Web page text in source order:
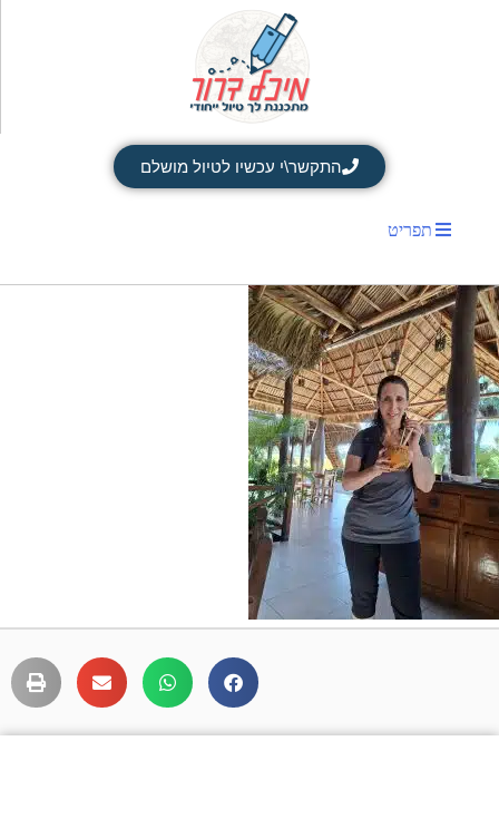
התקשר\י עכשיו לטיול מושלם
תפריט